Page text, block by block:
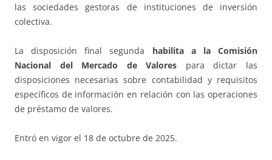
las sociedades gestoras de instituciones de inversión
colectiva.
La disposición final segunda habilita a la Comisión
Nacional del Mercado de Valores para dictar las
disposiciones necesarias sobre contabilidad y requisitos
específicos de información en relación con las operaciones
de préstamo de valores.
Entró en vigor el 18 de octubre de 2025.